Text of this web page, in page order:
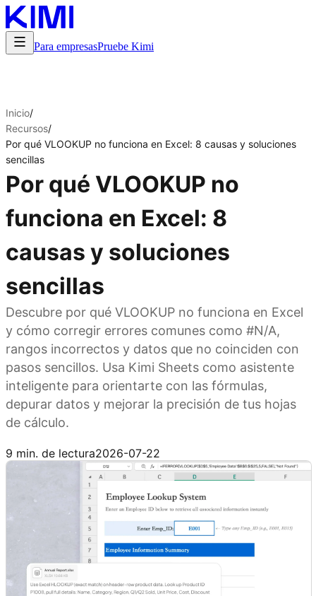
Para empresasPruebe Kimi
Inicio/
Recursos/
Por qué VLOOKUP no funciona en Excel: 8 causas y soluciones
sencillas
Por qué VLOOKUP no
funciona en Excel: 8
causas y soluciones
sencillas
Descubre por qué VLOOKUP no funciona en Excel
y cómo corregir errores comunes como #N/A,
rangos incorrectos y datos que no coinciden con
pasos sencillos. Usa Kimi Sheets como asistente
inteligente para orientarte con las fórmulas,
depurar datos y mejorar la precisión de tus hojas
de cálculo.
9 min. de lectura2026-07-22